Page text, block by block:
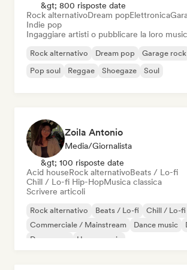
&gt; 800 risposte date
Rock alternativoDream popElettronica
Indie pop
Ingaggiare artisti o pubblicare la loro
Rock alternativo Dream pop Garage rock
Pop soul
Reggae Shoegaze Soul
Zoila Antonio
Media/Giornalista
&gt; 100 risposte date
Acid houseRock alternativoBeats / Lo-fi
Chill / Lo-fi Hip-HopMusica classica
Scrivere articoli
Rock alternativo Beats / Lo-fi
Chill / Lo-
Commerciale / Mainstream
Dance music
Dream pop
House music